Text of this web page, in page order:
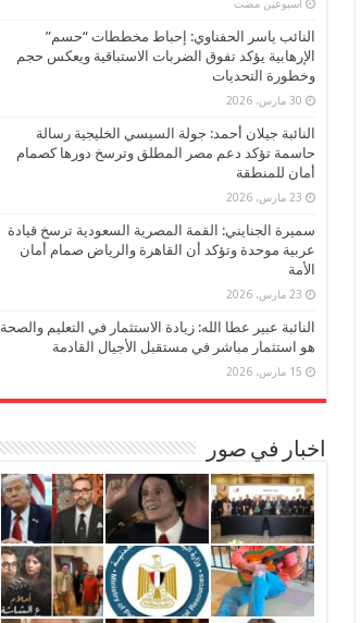
‏أسبوعين مضت
النائب ياسر الحفناوي: إحباط مخططات “حسم”
الإرهابية يؤكد تفوق الضربات الاستباقية ويعكس حجم
وخطورة التحديات
30 مارس، 2026
النائبة جيلان أحمد: جولة السيسي الخليجية رسالة
حاسمة تؤكد دعم مصر المطلق وترسخ دورها كصمام
أمان للمنطقة
23 مارس، 2026
سميرة الجنايني: القمة المصرية السعودية ترسخ قيادة
عربية موحدة وتؤكد أن القاهرة والرياض صمام أمان
الأمة
23 مارس، 2026
النائبة عبير عطا الله: زيادة الاستثمار في التعليم والصحة
هو استثمار مباشر في مستقبل الأجيال القادمة
15 مارس، 2026
اخبار في صور